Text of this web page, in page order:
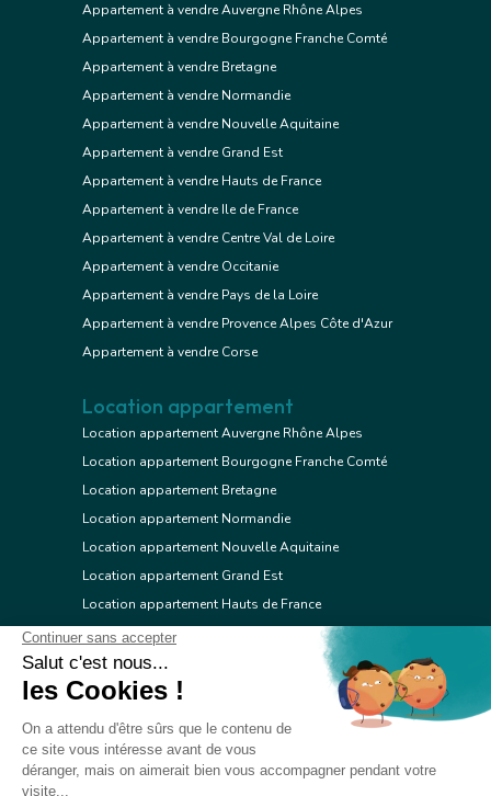
Appartement à vendre Auvergne Rhône Alpes
Appartement à vendre Bourgogne Franche Comté
Appartement à vendre Bretagne
Appartement à vendre Normandie
Appartement à vendre Nouvelle Aquitaine
Appartement à vendre Grand Est
Appartement à vendre Hauts de France
Appartement à vendre Ile de France
Appartement à vendre Centre Val de Loire
Appartement à vendre Occitanie
Appartement à vendre Pays de la Loire
Appartement à vendre Provence Alpes Côte d'Azur
Appartement à vendre Corse
Location appartement
Location appartement Auvergne Rhône Alpes
Location appartement Bourgogne Franche Comté
Location appartement Bretagne
Location appartement Normandie
Location appartement Nouvelle Aquitaine
Location appartement Grand Est
Location appartement Hauts de France
Location appartement Ile de France
Location appartement Centre Val de Loire
Location appartement Occitanie
Location appartement Provence Alpes Côte d'Azur
Location appartement Corse